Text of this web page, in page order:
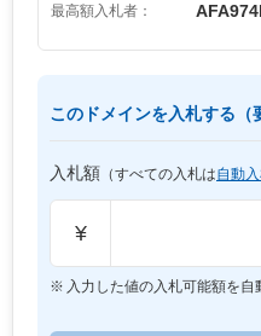
最高額入札者：
このドメインを入札する（
入札額 （すべての入札は自動
¥
入力した値の入札可能額を自